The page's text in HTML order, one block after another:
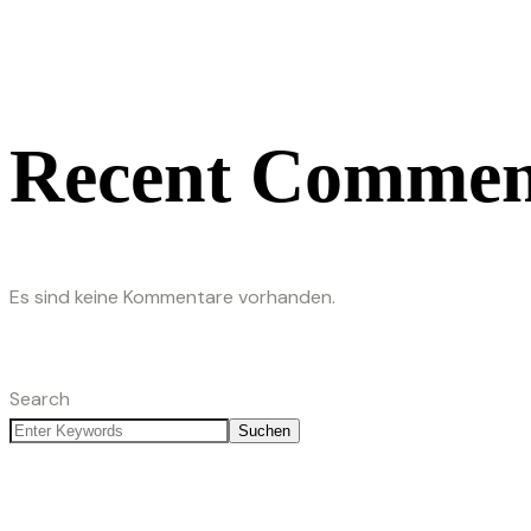
Recent
Es sind keine Kommentare vorhanden.
Search
Suchen